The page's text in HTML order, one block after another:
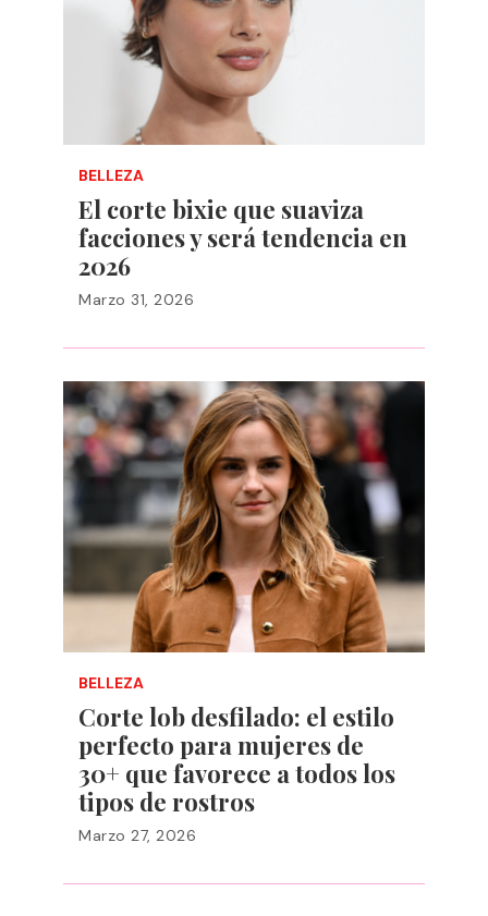
BELLEZA
El corte bixie que suaviza
facciones y será tendencia en
2026
Marzo 31, 2026
BELLEZA
Corte lob desfilado: el estilo
perfecto para mujeres de
30+ que favorece a todos los
tipos de rostros
Marzo 27, 2026